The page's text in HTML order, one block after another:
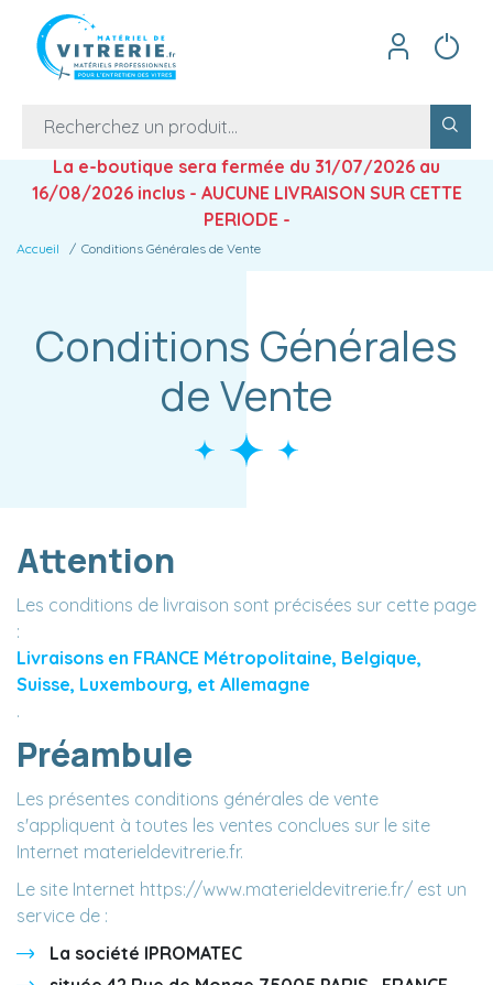
La e-boutique sera fermée du 31/07/2026 au
16/08/2026 inclus - AUCUNE LIVRAISON SUR CETTE
PERIODE -
Accueil Conditions Générales de Vente
Conditions Générales
de Vente
Attention
Les conditions de livraison sont précisées sur cette page
:
Livraisons en FRANCE Métropolitaine, Belgique,
Suisse, Luxembourg, et Allemagne
.
Préambule
Les présentes conditions générales de vente
s'appliquent à toutes les ventes conclues sur le site
Internet materieldevitrerie.fr.
Le site Internet https://www.materieldevitrerie.fr/ est un
service de :
La société IPROMATEC